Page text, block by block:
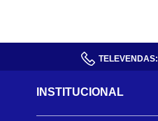
TELEVENDAS:
INSTITUCIONAL